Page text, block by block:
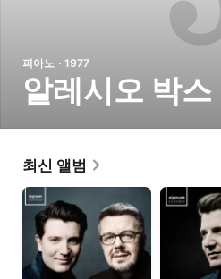
피아노 · 1977
알레시오 박스
최신 앨범